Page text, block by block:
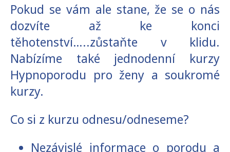
Pokud se vám ale stane, že se o nás
dozvíte až ke konci
těhotenství…..zůstaňte v klidu.
Nabízíme také jednodenní kurzy
Hypnoporodu pro ženy a soukromé
kurzy.
Co si z kurzu odnesu/odneseme?
Nezávislé informace o porodu a